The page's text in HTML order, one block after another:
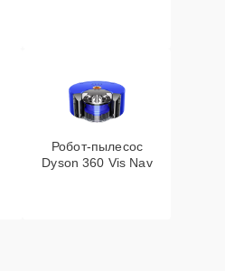
Робот-пылесос
Dyson 360 Vis Nav